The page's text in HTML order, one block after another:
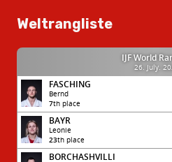
Weltrangliste